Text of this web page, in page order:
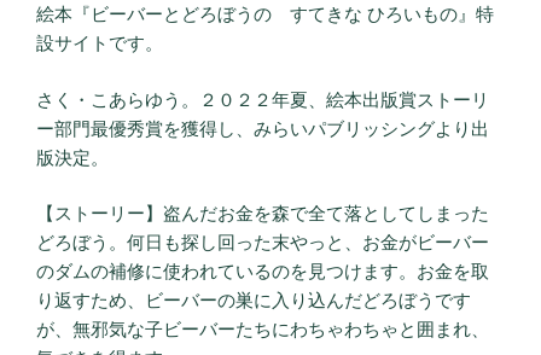
絵本『ビーバーとどろぼうの すてきな ひろいもの』特
設サイトです。
さく・こあらゆう。２０２２年夏、絵本出版賞ストーリ
ー部門最優秀賞を獲得し、みらいパブリッシングより出
版決定。
【ストーリー】盗んだお金を森で全て落としてしまった
どろぼう。何日も探し回った末やっと、お金がビーバー
のダムの補修に使われているのを見つけます。お金を取
り返すため、ビーバーの巣に入り込んだどろぼうです
が、無邪気な子ビーバーたちにわちゃわちゃと囲まれ、